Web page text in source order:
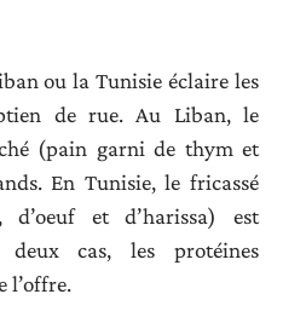
ou la Tunisie éclaire les
de rue. Au Liban, le
(pain garni de thym et
En Tunisie, le fricassé
et d’harissa) est
deux cas, les protéines
l’offre.